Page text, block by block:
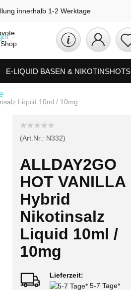
innerhalb 1-2 Werktage
E-LIQUID BASEN & NIKOTINSHOTS
& SETS
Liquid 10ml / 10mg
(Art.Nr.: N332)
ALLDAY2GO
HOT VANILLA
Hybrid
Nikotinsalz
Liquid 10ml /
10mg
Lieferzeit:
5-7 Tage*